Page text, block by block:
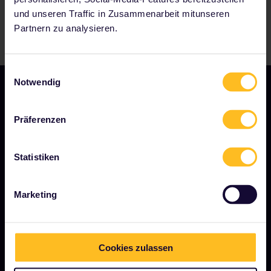
und unseren Traffic in Zusammenarbeit mitunseren
Partnern zu analysieren.
Notwendig
Präferenzen
Statistiken
Marketing
Cookies zulassen
Buchungsbedingungen
Interrail-Pass - Nutzungsbedingungen